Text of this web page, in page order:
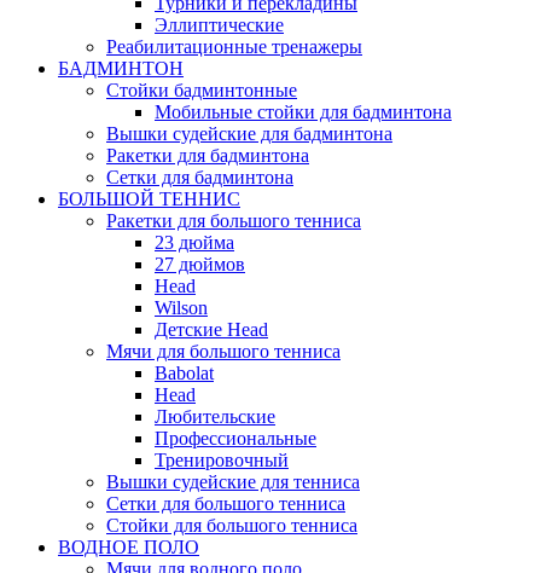
Эллиптические
Реабилитационные тренажеры
БАДМИНТОН
Стойки бадминтонные
Мобильные стойки для бадминтона
Вышки судейские для бадминтона
Ракетки для бадминтона
Сетки для бадминтона
БОЛЬШОЙ ТЕННИС
Ракетки для большого тенниса
23 дюйма
27 дюймов
Head
Wilson
Детские Head
Мячи для большого тенниса
Babolat
Head
Любительские
Профессиональные
Тренировочный
Вышки судейские для тенниса
Сетки для большого тенниса
Стойки для большого тенниса
ВОДНОЕ ПОЛО
Мячи для водного поло